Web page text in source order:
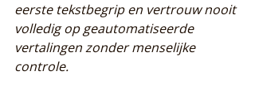
eerste tekstbegrip en vertrouw nooit
volledig op geautomatiseerde
vertalingen zonder menselijke
controle.